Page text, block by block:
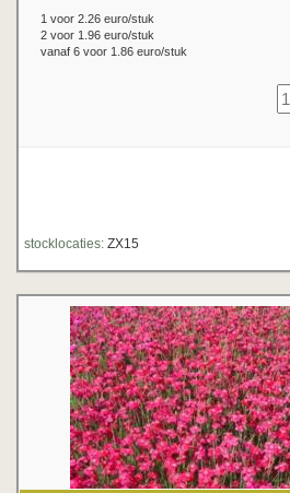
1 voor 2.26 euro/stuk
2 voor 1.96 euro/stuk
vanaf 6 voor 1.86 euro/stuk
stocklocaties: ZX15